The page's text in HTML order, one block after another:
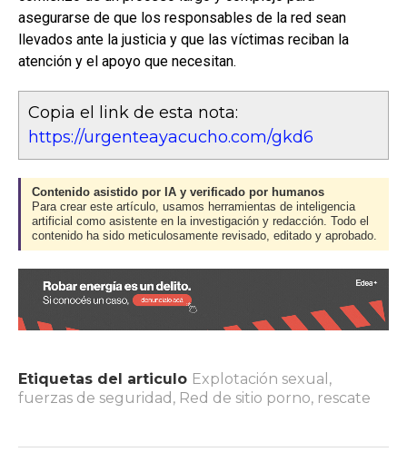
asegurarse de que los responsables de la red sean
llevados ante la justicia y que las víctimas reciban la
atención y el apoyo que necesitan.
Copia el link de esta nota:
https://urgenteayacucho.com/gkd6
Contenido asistido por IA y verificado por humanos
Para crear este artículo, usamos herramientas de inteligencia
artificial como asistente en la investigación y redacción. Todo el
contenido ha sido meticulosamente revisado, editado y aprobado.
Etiquetas del articulo Explotación sexual ,
fuerzas de seguridad , Red de sitio porno, rescate